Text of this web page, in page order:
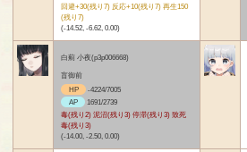
回避+30(残り7) 反応+10(残り7) 再生150
(残り7)
(-14.52, -6.62, 0.00)
白薊 小夜(p3p006668)
盲御前
HP
-4224/7005
AP
1691/2739
毒(残り2) 泥沼(残り3) 停滞(残り3) 致死
毒(残り3)
(-14.00, -2.50, 0.00)